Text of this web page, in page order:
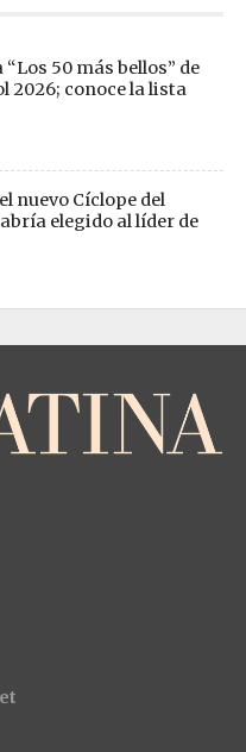
50 más bellos” de
2026; conoce la lista
nuevo Cíclope del
elegido al líder de